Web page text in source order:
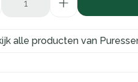
alle producten van